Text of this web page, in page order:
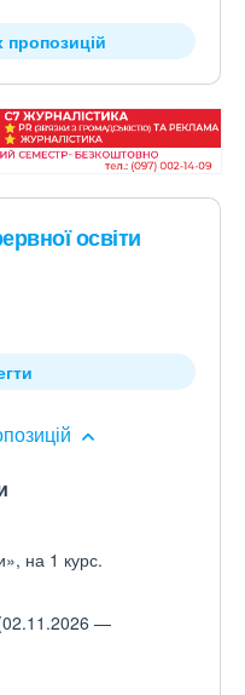
пропозицій
освіти
на 1 курс.
(02.11.2026 —